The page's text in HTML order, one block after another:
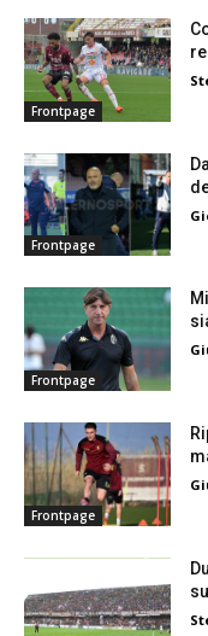
Frontpage
Frontpage
Frontpage
Frontpage